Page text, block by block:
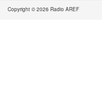
Copyright © 2026 Radio AREF